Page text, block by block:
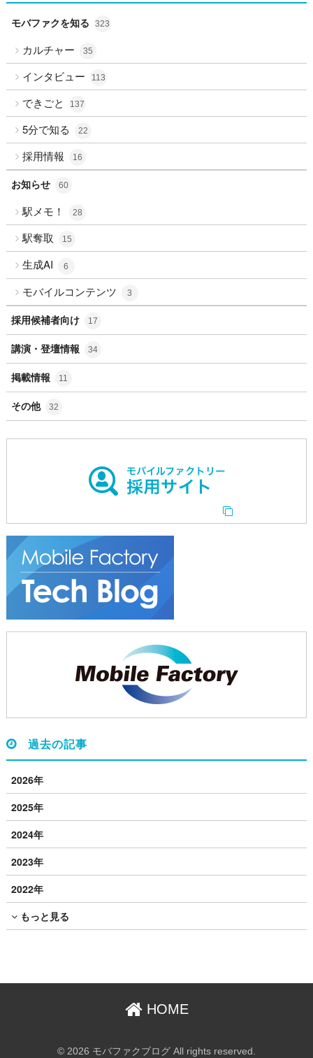
モバファクを知る 323
カルチャー 35
インタビュー 113
できごと 137
5分で知る 22
採用情報 16
お知らせ 60
駅メモ！ 28
駅奪取 15
生成AI 6
モバイルコンテンツ 3
採用候補者向け 17
講演・登壇情報 34
掲載情報 11
その他 32
過去の記事
2026年
2025年
2024年
2023年
2022年
もっと見る
HOME
© 2026 モバファクブログ All rights reserved.